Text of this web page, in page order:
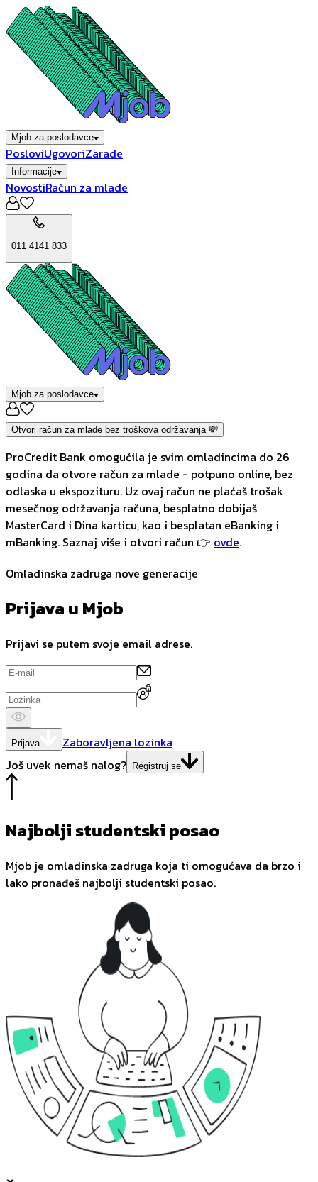
Mjob za poslodavce
PosloviUgovoriZarade
Informacije
NovostiRačun za mlade
011 4141 833
Mjob za poslodavce
Otvori račun za mlade bez troškova održavanja 💸
ProCredit Bank omogućila je svim omladincima do 26
godina da otvore račun za mlade - potpuno online, bez
odlaska u ekspozituru. Uz ovaj račun ne plaćaš trošak
mesečnog održavanja računa, besplatno dobijaš
MasterCard i Dina karticu, kao i besplatan eBanking i
mBanking. Saznaj više i otvori račun 👉 ovde.
Omladinska zadruga nove generacije
Prijava u Mjob
Prijavi se putem svoje email adrese.
Prijava
Zaboravljena lozinka
Još uvek nemaš nalog? Registruj se
Najbolji studentski posao
Mjob je omladinska zadruga koja ti omogućava da brzo i
lako pronađeš najbolji studentski posao.